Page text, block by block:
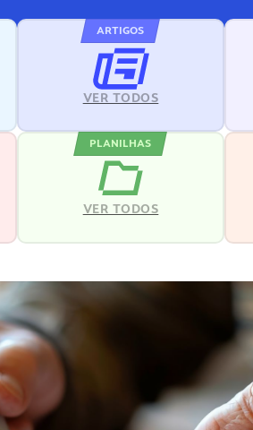
ARTIGOS
VER TODOS
PLANILHAS
VER TODOS